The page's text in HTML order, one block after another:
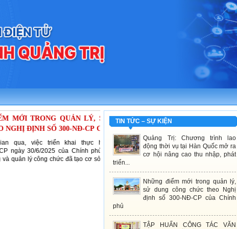
TIN TỨC – SỰ KIỆN
Quảng Trị: Chương trình lao
động thời vụ tại Hàn Quốc mở ra
cơ hội nâng cao thu nhập, phát
triển...
Những điểm mới trong quản lý,
sử dung công chức theo Nghị
định số 300-NĐ-CP của Chính
phủ
TẬP HUẤN CÔNG TÁC VĂN
LÝ, SỬ DUNG CÔNG
300-NĐ-CP CỦA CHÍNH PHỦ
khai thực hiện Nghị định số
của Chính phủ quy định về tuyển
đã tạo cơ sở pháp lý quan trọng,
lý công chức theo hướng lấy vị trí
quá...